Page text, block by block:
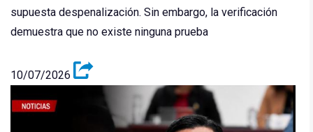
supuesta despenalización. Sin embargo, la verificación
demuestra que no existe ninguna prueba
10/07/2026